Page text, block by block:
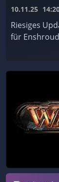
10.11.25
Riesiges
für